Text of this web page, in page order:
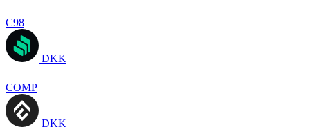
C98
DKK
COMP
DKK